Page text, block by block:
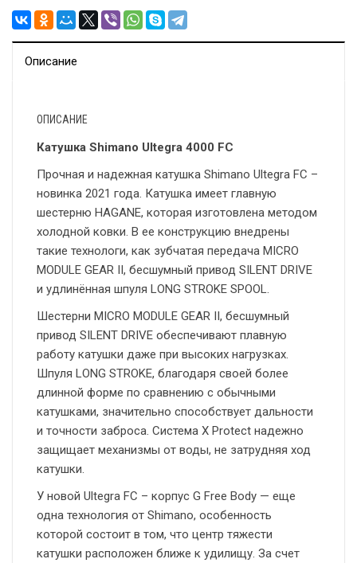
Описание
ОПИСАНИЕ
Катушка Shimano Ultegra 4000 FC
Прочная и надежная катушка Shimano Ultegra FC –
новинка 2021 года. Катушка имеет главную
шестерню HAGANE, которая изготовлена методом
холодной ковки. В ее конструкцию внедрены
такие технологи, как зубчатая передача MICRO
MODULE GEAR II, бесшумный привод SILENT DRIVE
и удлинённая шпуля LONG STROKE SPOOL.
Шестерни MICRO MODULE GEAR II, бесшумный
привод SILENT DRIVE обеспечивают плавную
работу катушки даже при высоких нагрузках.
Шпуля LONG STROKE, благодаря своей более
длинной форме по сравнению с обычными
катушками, значительно способствует дальности
и точности заброса. Система X Protect надежно
защищает механизмы от воды, не затрудняя ход
катушки.
У новой Ultegra FC – корпус G Free Body — еще
одна технология от Shimano, особенность
которой состоит в том, что центр тяжести
катушки расположен ближе к удилищу. За счет